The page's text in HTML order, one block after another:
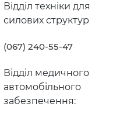
Відділ техніки для
силових структур
(067) 240-55-47
Відділ медичного
автомобільного
забезпечення: